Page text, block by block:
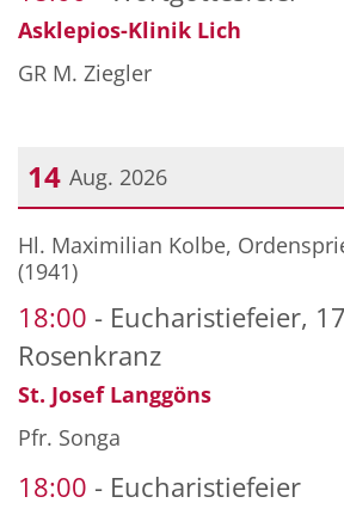
Asklepios-Klinik Lich
GR M. Ziegler
14 Aug. 2026
Datum: 14. August 2026
Hl. Maximilian Kolbe,
(1941)
18:00
Eucharistiefeier,
Rosenkranz
St. Josef Langgöns
Pfr. Songa
18:00 Eucharistiefeier